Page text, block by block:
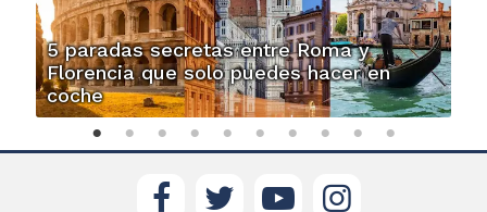
5 paradas secretas entre Roma y
Florencia que solo puedes hacer en
coche